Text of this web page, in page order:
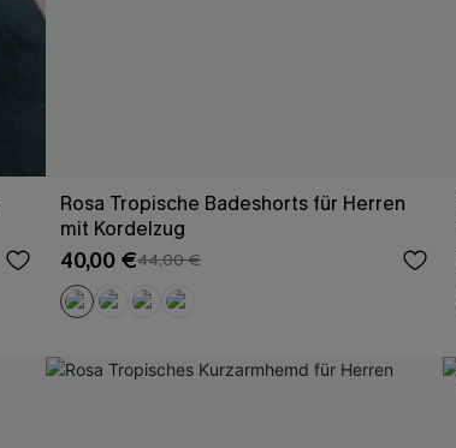
Rosa Tropische Badeshorts für Herren
mit Kordelzug
40,00 €44,00 €